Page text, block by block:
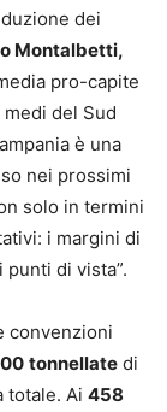
dei
Montalbetti,
pro-capite
del Sud
è una
nei prossimi
solo in termini
i margini di
di vista”.
convenzioni
tonnellate di
totale. Ai 458